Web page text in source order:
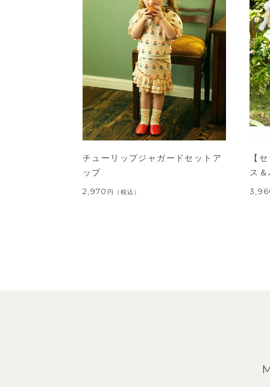
チューリップジャガードセットア
ップ
2,970 円 （税込）
【
ス